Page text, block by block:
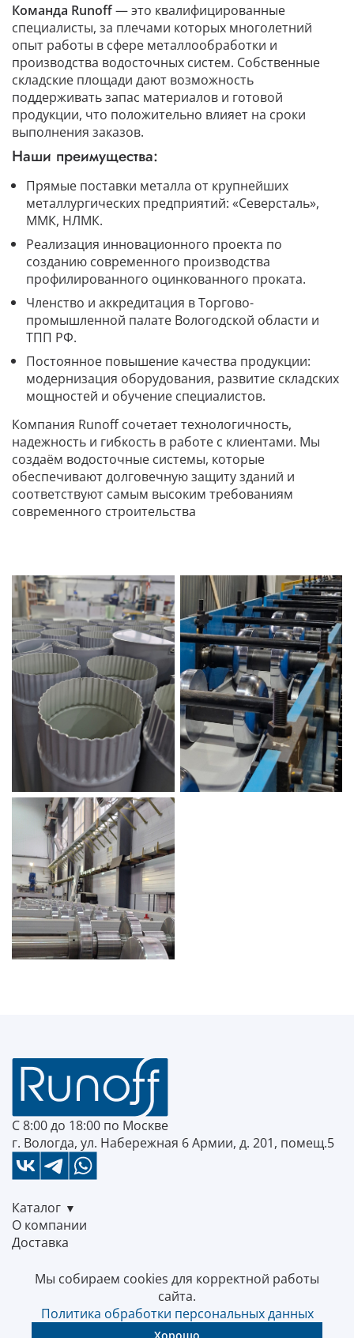
Команда Runoff— это квалифицированные
специалисты, за плечами которых многолетний
опыт работы в сфере металлообработки и
производства водосточных систем. Собственные
складские площади дают возможность
поддерживать запас материалов и готовой
продукции, что положительно влияет на сроки
выполнения заказов.
Наши преимущества:
Прямые поставки металла от крупнейших
металлургических предприятий: «Северсталь»,
ММК, НЛМК.
Реализация инновационного проекта по
созданию современного производства
профилированного оцинкованного проката.
Членство и аккредитация в Торгово-
промышленной палате Вологодской области и
ТПП РФ.
Постоянное повышение качества продукции:
модернизация оборудования, развитие складских
мощностей и обучение специалистов.
Компания Runoff сочетает технологичность,
надежность и гибкость в работе с клиентами. Мы
создаём водосточные системы, которые
обеспечивают долговечную защиту зданий и
соответствуют самым высоким требованиям
современного строительства
С 8:00 до 18:00 по Москве
г. Вологда, ул. Набережная 6 Армии, д. 201, помещ.5
Каталог
О компании
Доставка
Акции
Контакты
Мы собираем cookies для корректной работы
сайта.
Политика обработки персональных данных
Хорошо